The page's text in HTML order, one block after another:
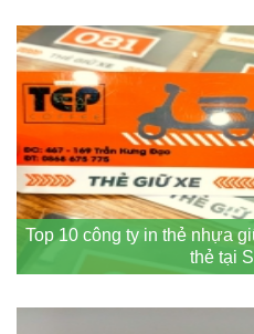
Top 10 công ty in thẻ nhựa
thẻ tại